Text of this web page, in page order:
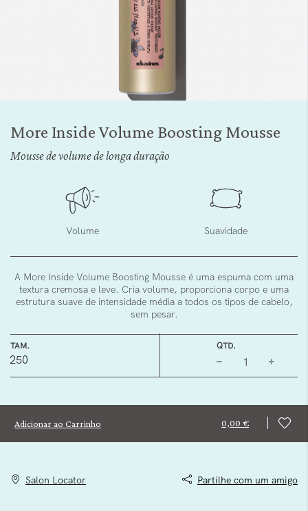
início
More Inside Volume Boosting Mousse
Mousse de volume de longa duração
Volume Suavidade
A More Inside Volume Boosting Mousse é uma espuma com uma
textura cremosa e leve. Cria volume, proporciona corpo e uma
estrutura suave de intensidade média a todos os tipos de cabelo,
sem pesar.
Adicionar ao Carrinho 0,00 €
TAM. QTD.
250
Salon Locator Partilhe com um amigo